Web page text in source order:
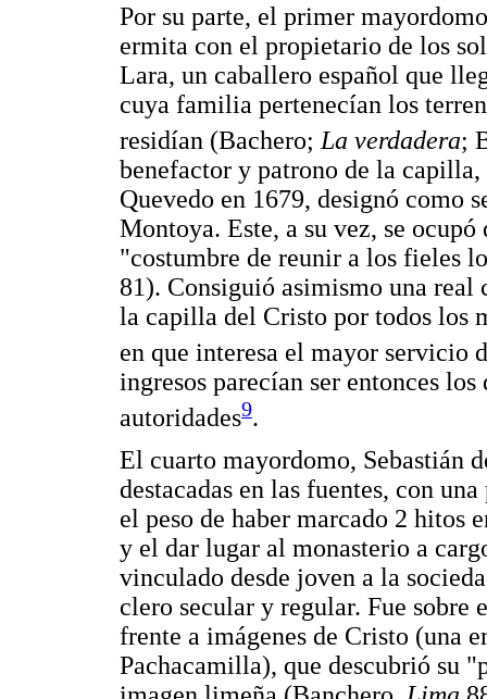
Por su parte, el primer
ermita con el propietario de los
Lara, un caballero español que
cuya familia pertenecían los
residían (Bachero; La verdadera;
benefactor y patrono de la
Quevedo en 1679, designó como
Montoya. Este, a su vez, se
"costumbre de reunir a los fieles
81). Consiguió asimismo una real
la capilla del Cristo por todos los
en que interesa el mayor servicio
ingresos parecían ser entonces
autoridades9.
El cuarto mayordomo, Sebastián
destacadas en las fuentes, con
el peso de haber marcado 2 hitos
y el dar lugar al monasterio a
vinculado desde joven a la
clero secular y regular. Fue sobre
frente a imágenes de Cristo (una
Pachacamilla), que descubrió su